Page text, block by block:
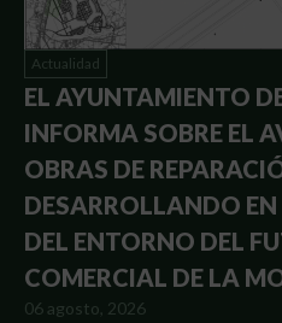
Actualidad
EL AYUNTAMIENTO
INFORMA SOBRE EL
OBRAS DE
DESARROLLANDO
DEL ENTORNO DEL
COMERCIAL DE LA
06 agosto, 2026